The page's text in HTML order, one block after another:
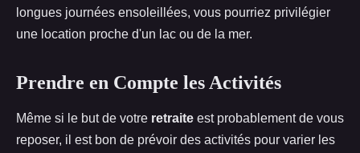
longues journées ensoleillées, vous pourriez privilégier
une location proche d'un lac ou de la mer.
Prendre en Compte les Activités
Même si le but de votre retraite est probablement de vous
reposer, il est bon de prévoir des activités pour varier les